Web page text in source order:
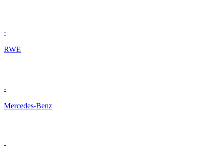
-
RWE
-
Mercedes-Benz
-